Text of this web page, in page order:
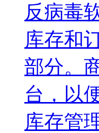
反病毒
库存和
部分。
台，以
库存管